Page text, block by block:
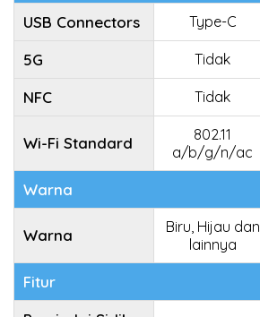
USB Connectors
Type-C
5G Tidak
NFC Tidak
Wi-Fi Standard
802.11
a/b/g/n/ac
Warna
Warna
Biru, Hijau dan
lainnya
Fitur